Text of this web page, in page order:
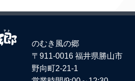
のむき風の郷
〒911-0016 福井県勝山市
野向町2-21-1